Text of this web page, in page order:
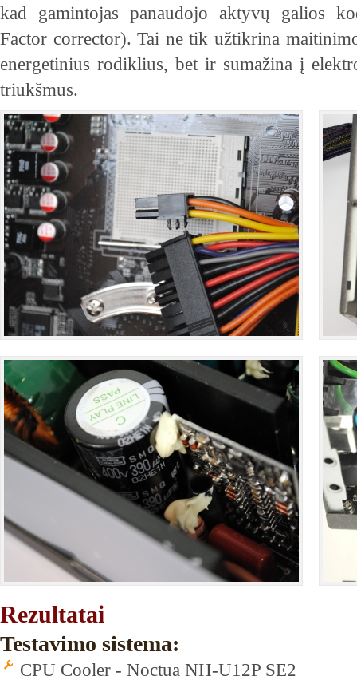
kad gamintojas panaudojo aktyvų galios
Factor corrector). Tai ne tik užtikrina
energetinius rodiklius, bet ir sumažina į
triukšmus.
Rezultatai
Testavimo sistema:
CPU Cooler - Noctua NH-U12P SE2